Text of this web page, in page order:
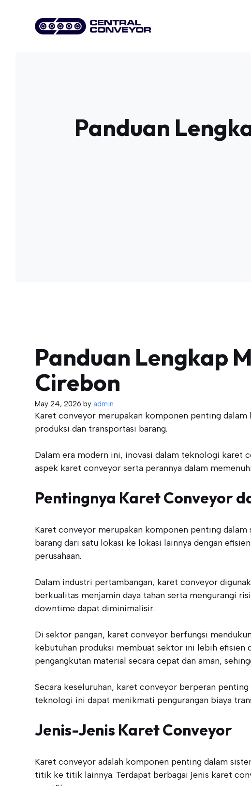
Panduan
Panduan Lengkap
Cirebon
May 24, 2026 by admin
Karet conveyor merupakan komponen penting
produksi dan transportasi barang.
Dalam era modern ini, inovasi dalam teknologi karet
aspek karet conveyor serta perannya dalam
Pentingnya Karet Conveyor
Karet conveyor merupakan komponen penting
barang dari satu lokasi ke lokasi lainnya dengan
perusahaan.
Dalam industri pertambangan, karet conveyor
berkualitas menjamin daya tahan serta mengurangi
downtime dapat diminimalisir.
Di sektor pangan, karet conveyor berfungsi
kebutuhan produksi membuat sektor ini lebih efisien
pengangkutan material secara cepat dan aman,
Secara keseluruhan, karet conveyor berperan
teknologi ini dapat menikmati pengurangan biaya
Jenis-Jenis Karet Conveyor
Karet conveyor adalah komponen penting dalam
titik ke titik lainnya. Terdapat berbagai jenis karet